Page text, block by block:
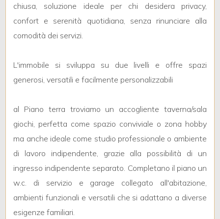
chiusa, soluzione ideale per chi desidera privacy,
confort e serenità quotidiana, senza rinunciare alla
comodità dei servizi.
L'immobile si sviluppa su due livelli e offre spazi
generosi, versatili e facilmente personalizzabili
al Piano terra troviamo un accogliente taverna/sala
giochi, perfetta come spazio conviviale o zona hobby
ma anche ideale come studio professionale o ambiente
di lavoro indipendente, grazie alla possibilità di un
ingresso indipendente separato. Completano il piano un
w.c. di servizio e garage collegato all'abitazione,
ambienti funzionali e versatili che si adattano a diverse
esigenze familiari.
2
3
4
5+
Bagni
minimi
Qualsiasi